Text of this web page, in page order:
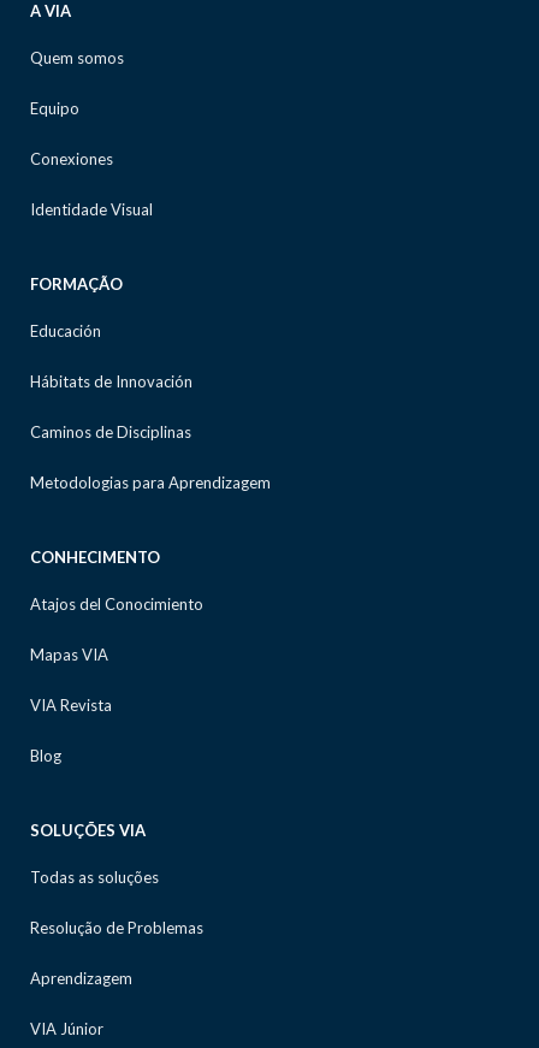
A VIA
Quem somos
Equipo
Conexiones
Identidade Visual
FORMAÇÃO
Educación
Hábitats de Innovación
Caminos de Disciplinas
Metodologias para Aprendizagem
CONHECIMENTO
Atajos del Conocimiento
Mapas VIA
VIA Revista
Blog
SOLUÇÕES VIA
Todas as soluções
Resolução de Problemas
Aprendizagem
VIA Júnior